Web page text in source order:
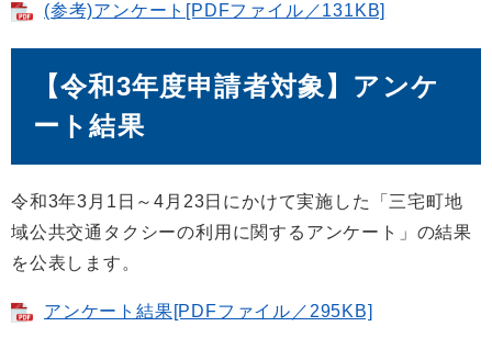
(参考)アンケート[PDFファイル／131KB]
【令和3年度申請者対象】アンケ
ート結果
令和3年3月1日～4月23日にかけて実施した「三宅町地
域公共交通タクシーの利用に関するアンケート」の結果
を公表します。
アンケート結果[PDFファイル／295KB]